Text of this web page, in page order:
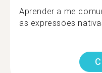
Aprender a me
as expressões